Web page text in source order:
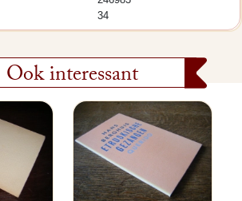
34
Ook interessant